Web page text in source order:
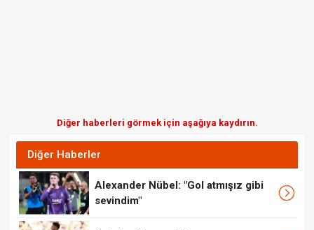
Diğer haberleri görmek için aşağıya kaydırın.
Diğer Haberler
Alexander Nübel: "Gol atmışız gibi
sevindim"